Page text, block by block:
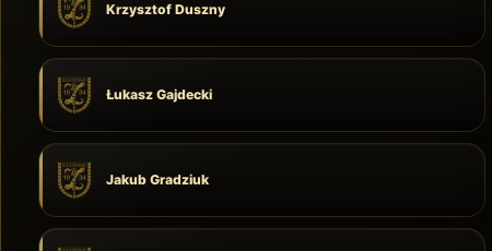
Krzysztof Duszny
Łukasz Gajdecki
Jakub Gradziuk